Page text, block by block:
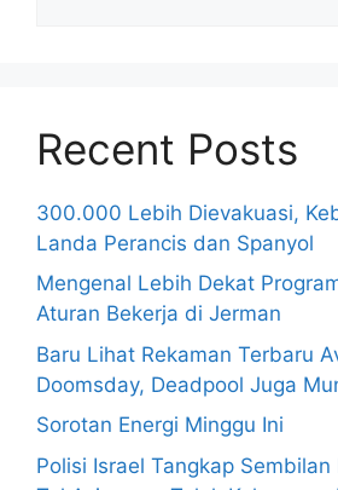
Recent Posts
300.000 Lebih Dievakuasi,
Landa Perancis dan Spanyol
Mengenal Lebih Dekat
Aturan Bekerja di Jerman
Baru Lihat Rekaman Terbaru
Doomsday, Deadpool Juga
Sorotan Energi Minggu Ini
Polisi Israel Tangkap